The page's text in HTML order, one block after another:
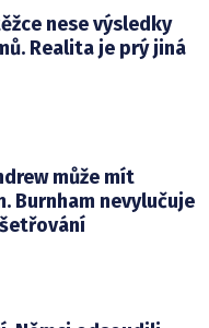
nese výsledky
Realita je prý jiná
může mít
Burnham nevylučuje